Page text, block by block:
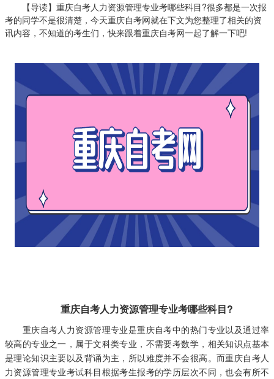
【导读】重庆自考人力资源管理专业考哪些科目?很多都是一次报
考的同学不是很清楚，今天重庆自考网就在下文为您整理了相关的资
讯内容，不知道的考生们，快来跟着重庆自考网一起了解一下吧!
重庆自考人力资源管理专业考哪些科目?
重庆自考人力资源管理专业是重庆自考中的热门专业以及通过率
较高的专业之一，属于文科类专业，不需要考数学，相关知识点基本
是理论知识主要以及背诵为主，所以难度并不会很高。而重庆自考人
力资源管理专业考试科目根据考生报考的学历层次不同，也会有所不